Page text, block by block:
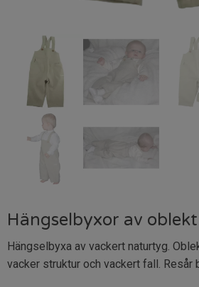
Hängselbyxor av
Hängselbyxa av vackert naturtyg.
vacker struktur och vackert fall. Resår